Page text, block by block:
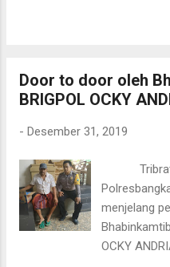
kemitraan
Sugina
Desa
saat
H. Sugina,
kamtibmas
yang
waspada
terjadinya
Door to door oleh
BRIGPOL OCKY
- Desember 31, 2019
menjelang
OCKY